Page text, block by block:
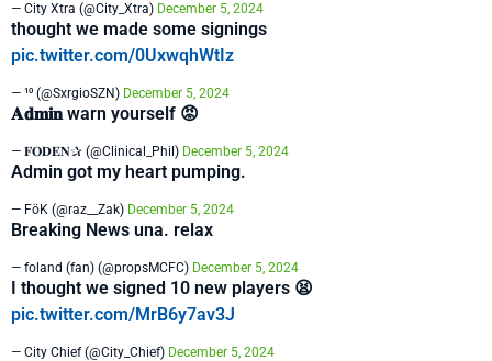
— City Xtra (@City_Xtra) December 5, 2024
thought we made some signings
pic.twitter.com/0UxwqhWtIz
— ¹⁰ (@SxrgioSZN) December 5, 2024
𝐀𝐝𝐦𝐢𝐧 warn yourself 😡
— 𝐅𝐎𝐃𝐄𝐍✰ (@Clinical_Phil) December 5, 2024
Admin got my heart pumping.
— FöK (@raz__Zak) December 5, 2024
Breaking News una. relax
— foland (fan) (@propsMCFC) December 5, 2024
I thought we signed 10 new players 😫
pic.twitter.com/MrB6y7av3J
— City Chief (@City_Chief) December 5, 2024